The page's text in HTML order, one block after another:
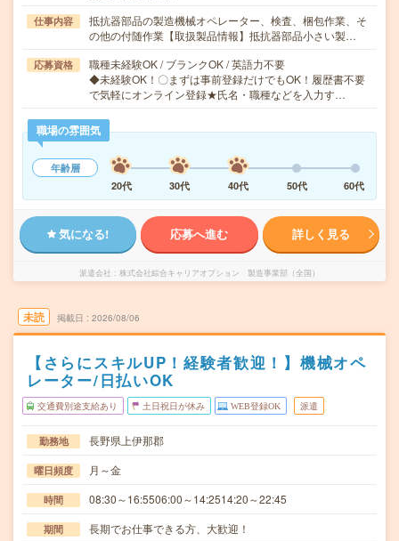
仕事内容
抵抗器部品の製造機械オペレーター、検査、梱包作業、そ
の他の付随作業【取扱製品情報】抵抗器部品小さい製…
応募資格
職種未経験OK / ブランクOK / 英語力不要
◆未経験OK！〇まずは事前登録だけでもOK！履歴書不要
で気軽にオンライン登録★氏名・職種などを入力す…
職場の雰囲気
年齢層
20代
30代 40代 50代 60代
気になる! 応募へ進む 詳しく見る
派遣会社 株式会社綜合キャリアオプション 製造事業部（全国）
未読 掲載日 2026/08/06
【さらにスキルUP！経験者歓迎！】機械オペ
レーター/日払いOK
交通費別途支給あり 土日祝日が休み WEB登録OK 派遣
勤務地 長野県上伊那郡
曜日頻度 月～金
時間 08:30～16:5506:00～14:2514:20～22:45
期間 長期でお仕事できる方、大歓迎！